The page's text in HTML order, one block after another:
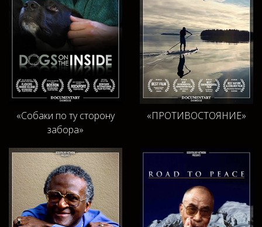
«Собаки по ту сторону
забора»
«ПРОТИВОСТОЯНИЕ»